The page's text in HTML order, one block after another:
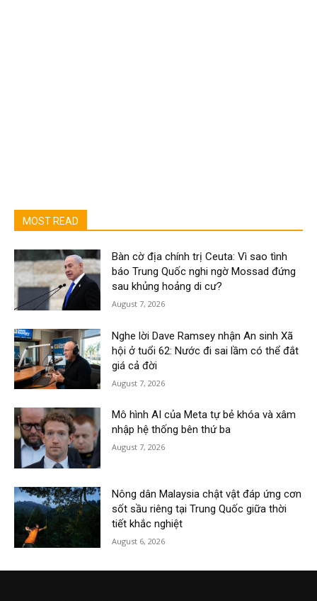
MOST READ
Bàn cờ địa chính trị Ceuta: Vì sao tình
báo Trung Quốc nghi ngờ Mossad đứng
sau khủng hoảng di cư?
August 7, 2026
Nghe lời Dave Ramsey nhận An sinh Xã
hội ở tuổi 62: Nước đi sai lầm có thể đắt
giá cả đời
August 7, 2026
Mô hình AI của Meta tự bẻ khóa và xâm
nhập hệ thống bên thứ ba
August 7, 2026
Nông dân Malaysia chật vật đáp ứng cơn
sốt sầu riêng tại Trung Quốc giữa thời
tiết khắc nghiệt
August 6, 2026